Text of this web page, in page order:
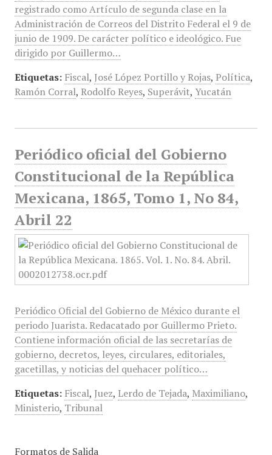
registrado como Artículo de segunda clase en la
Administración de Correos del Distrito Federal el 9 de
junio de 1909. De carácter político e ideológico. Fue
dirigido por Guillermo…
Etiquetas: Fiscal, José López Portillo y Rojas, Política,
Ramón Corral, Rodolfo Reyes, Superávit, Yucatán
Periódico oficial del Gobierno
Constitucional de la República
Mexicana, 1865, Tomo 1, No 84,
Abril 22
Periódico Oficial del Gobierno de México durante el
periodo Juarista. Redacatado por Guillermo Prieto.
Contiene información oficial de las secretarías de
gobierno, decretos, leyes, circulares, editoriales,
gacetillas, y noticias del quehacer político…
Etiquetas: Fiscal, Juez, Lerdo de Tejada, Maximiliano,
Ministerio, Tribunal
Formatos de Salida